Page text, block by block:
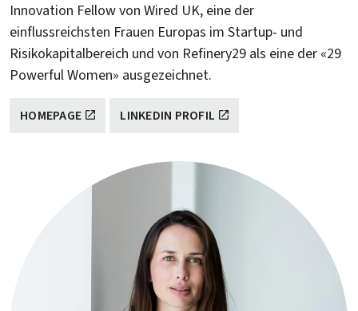
Innovation Fellow von Wired UK, eine der
einflussreichsten Frauen Europas im Startup- und
Risikokapitalbereich und von Refinery29 als eine der «29
Powerful Women» ausgezeichnet.
HOMEPAGE LINKEDIN PROFIL